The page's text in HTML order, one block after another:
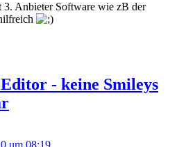
3. Anbieter Software wie zB der
- keine Smileys
um 08:19